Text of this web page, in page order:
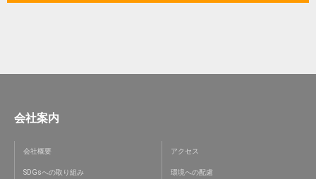
会社案内
会社概要 アクセス
SDGsへの取り組み 環境への配慮